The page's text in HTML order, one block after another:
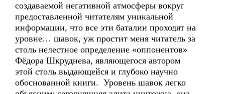
создаваемой негативной атмосферы вокруг
предоставленной читателям уникальной
информации, что все эти баталии проходят на
уровне… шавок, уж простит меня читатель за
столь нелестное определение «оппонентов»
Фёдора Шкруднева, являющегося автором
этой столь выдающейся и глубоко научно
обоснованной книги. Уровень шавок легко